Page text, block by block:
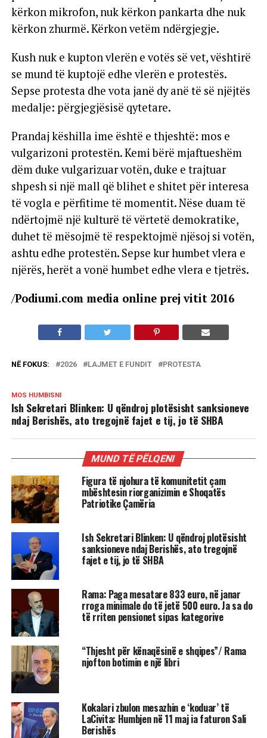
kërkon mikrofon, nuk kërkon pankarta dhe nuk
kërkon zhurmë. Kërkon vetëm ndërgjegje.
Kush nuk e kupton vlerën e votës së vet, vështirë
se mund të kuptojë edhe vlerën e protestës.
Sepse protesta dhe vota janë dy anë të së njëjtës
medalje: përgjegjësisë qytetare.
Prandaj këshilla ime është e thjeshtë: mos e
vulgarizoni protestën. Kemi bërë mjaftueshëm
dëm duke vulgarizuar votën, duke e trajtuar
shpesh si një mall që blihet e shitet për interesa
të vogla e përfitime të momentit. Nëse duam të
ndërtojmë një kulturë të vërtetë demokratike,
duhet të mësojmë të respektojmë njësoj si votën,
ashtu edhe protestën. Sepse kur humbet vlera e
njërës, herët a vonë humbet edhe vlera e tjetrës.
/Podiumi.com media online prej vitit 2016
NË FOKUS: 2026 LAJMET E FUNDIT PROTESTA
MOS HUMBISNI
Ish Sekretari Blinken: U qëndroj plotësisht sanksioneve
ndaj Berishës, ato tregojnë fajet e tij, jo të SHBA
MUND TË PËLQENI
Figura të njohura të komunitetit çam
mbështesin riorganizimin e Shoqatës
Patriotike Çamëria
Ish Sekretari Blinken: U qëndroj plotësisht
sanksioneve ndaj Berishës, ato tregojnë
fajet e tij, jo të SHBA
Rama: Paga mesatare 833 euro, në janar
rroga minimale do të jetë 500 euro. Ja sa do
të rriten pensionet sipas kategorive
“Thjesht për kënaqësinë e shqipes”/ Rama
njofton botimin e një libri
Kokalari zbulon mesazhin e ‘koduar’ të
LaCivita: Humbjen në 11 maj ia faturon Sali
Berishës